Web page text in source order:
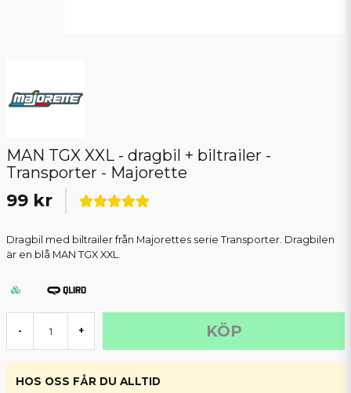
MAN TGX XXL - dragbil + biltrailer -
Transporter - Majorette
99 kr
Dragbil med biltrailer från Majorettes serie Transporter. Dragbilen
är en blå MAN TGX XXL.
- + KÖP
HOS OSS FÅR DU ALLTID